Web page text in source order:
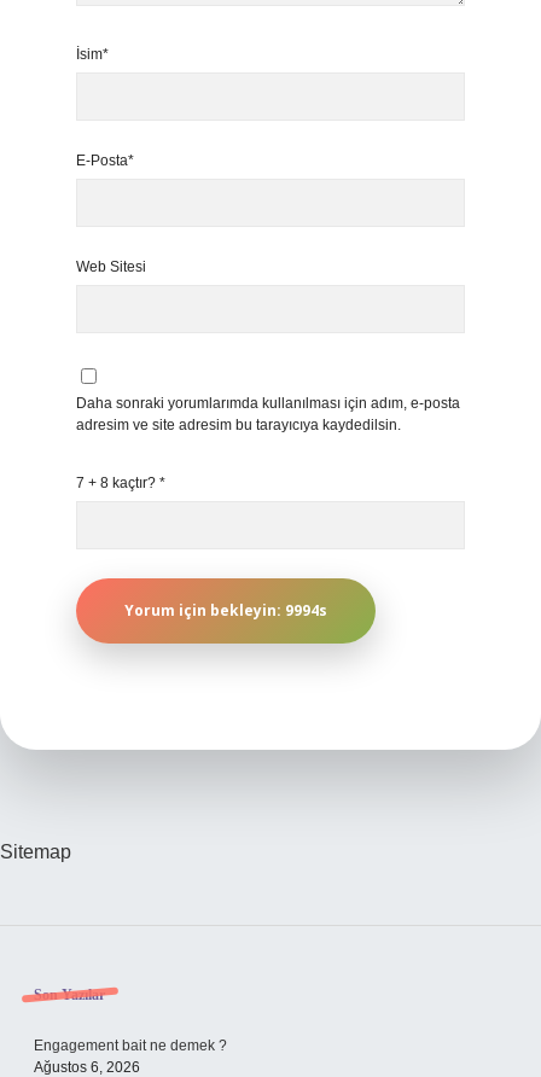
İsim*
E-Posta*
Web Sitesi
Daha sonraki yorumlarımda kullanılması için adım, e-posta
adresim ve site adresim bu tarayıcıya kaydedilsin.
7 + 8 kaçtır? *
Sitemap
Sidebar
Son Yazılar
Engagement bait ne demek ?
Ağustos 6, 2026